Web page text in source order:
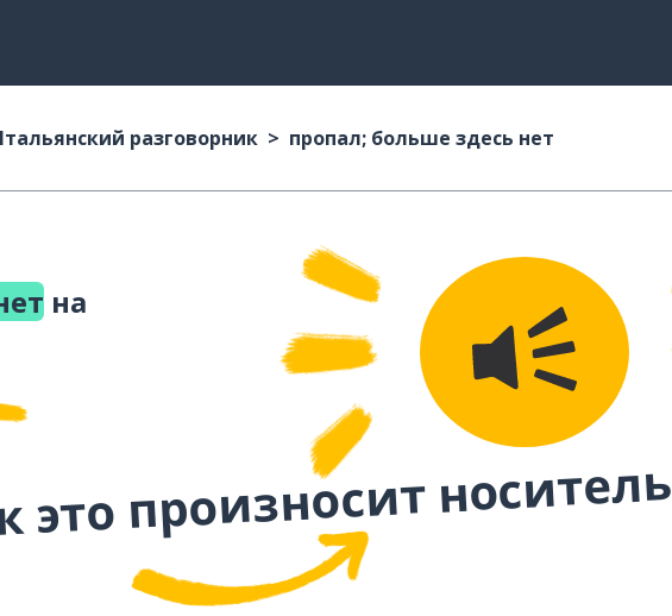
разговорник пропал; больше здесь нет
на
произносит носитель